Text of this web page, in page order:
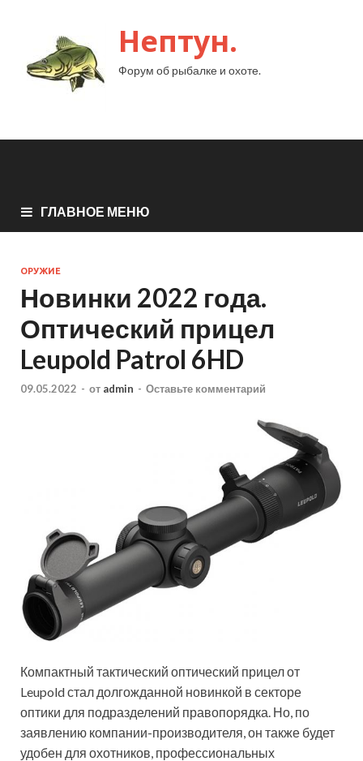
Нептун.
Форум об рыбалке и охоте.
ГЛАВНОЕ МЕНЮ
ОРУЖИЕ
Новинки 2022 года.
Оптический прицел
Leupold Patrol 6HD
09.05.2022 - от admin - Оставьте комментарий
Компактный тактический оптический прицел от
Leupold стал долгожданной новинкой в секторе
оптики для подразделений правопорядка. Но, по
заявлению компании-производителя, он также будет
удобен для охотников, профессиональных